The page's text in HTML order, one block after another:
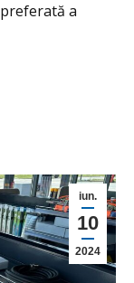
a
iun.
10
2024